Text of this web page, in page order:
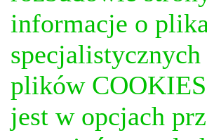
informacje o
plików
jest w opcjach